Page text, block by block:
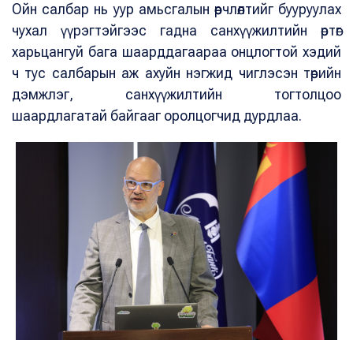
Ойн салбар нь уур амьсгалын өөрчлөлтийг бууруулах
чухал үүрэгтэйгээс гадна санхүүжилтийн өртөг
харьцангуй бага шаарддагаараа онцлогтой хэдий
ч тус салбарын аж ахуйн нэгжид чиглэсэн төрийн
дэмжлэг, санхүүжилтийн тогтолцоо
шаардлагатай байгааг оролцогчид дурдлаа.